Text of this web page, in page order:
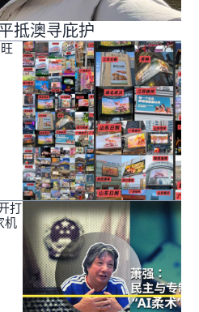
抵澳寻庇护
打
机